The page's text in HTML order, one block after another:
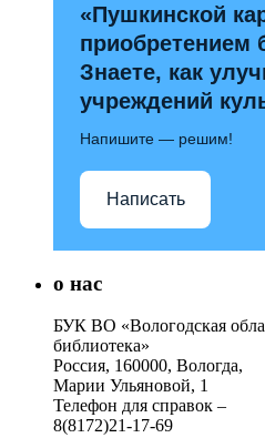
«Пушкинской
приобретением
Знаете, как
учреждений
Напишите — решим!
Написать
о нас
БУК ВО «Вологодская
библиотека»
Россия, 160000, Вологда,
Марии Ульяновой, 1
Телефон для справок –
8(8172)21-17-69